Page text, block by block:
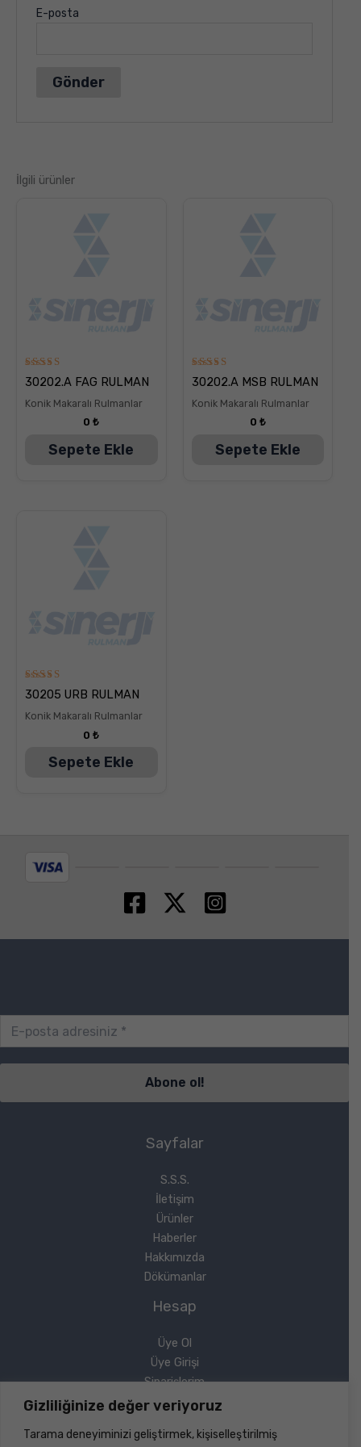
Gizliliğinize değer veriyoruz
Tarama deneyiminizi geliştirmek, kişiselleştirilmiş
E-posta
İlgili ürünler
5
üzerinden
oy aldı
30202.A FAG RULMAN
Konik Makaralı Rulmanlar
0₺
Sepete Ekle
5
üzerinden
oy aldı
30202.A MSB RULMAN
Konik Makaralı Rulmanlar
0 ₺
Sepete Ekle
5
üzerinden
oy aldı
30205 URB RULMAN
Konik Makaralı Rulmanlar
0₺
Sepete Ekle
Sayfalar
S.S.S.
İletişim
Ürünler
Haberler
Hakkımızda
Dökümanlar
Hesap
Üye Ol
Üye Girişi
Siparişlerim
Sipariş Takip